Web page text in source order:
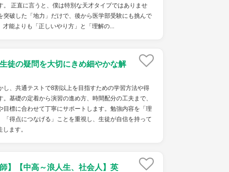
。 正直に言うと、僕は特別な天才タイプではありませ
突破した「地力」だけで、後から医学部受験にも挑んで
才能よりも「正しいやり方」と「理解の...
徒の疑問を大切にきめ細やかな解
し、共通テストで8割以上を目指すための学習方法や得
。基礎の定着から演習の進め方、時間配分の工夫まで、
目標に合わせて丁寧にサポートします。勉強内容を「理
「得点につなげる」ことを重視し、生徒が自信を持って
ます。
】【中高～浪人生、社会人】英